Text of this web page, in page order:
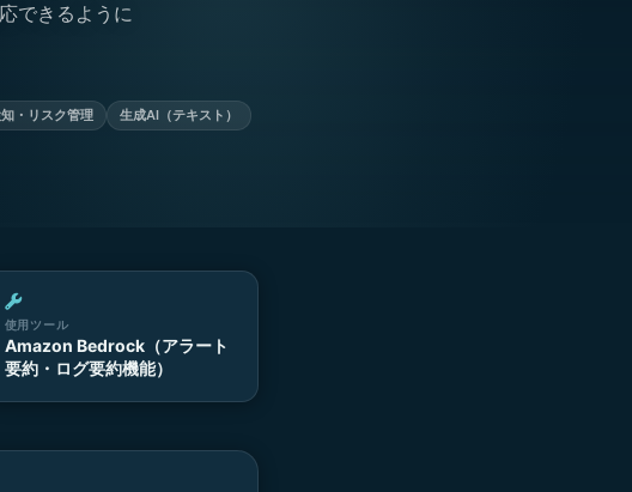
できるように
・リスク管理
生成AI（テキスト）
使用ツール
Amazon Bedrock（アラート
要約・ログ要約機能）